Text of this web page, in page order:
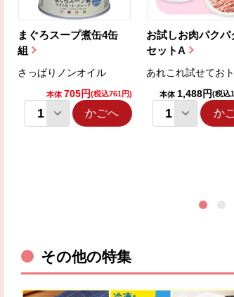
まぐろスープ煮缶4缶
組
さっぱりノンオイル
本体 705円(税込761円)
かごへ
お試しお肉パクパ
セットA
あれこれ試せてお
本体 1,488円(税込
か
その他の特集